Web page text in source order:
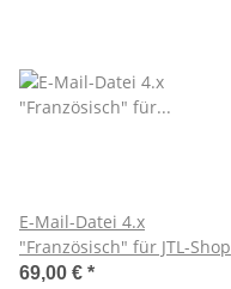
E-Mail-Datei 4.x
"Französisch" für JTL-Shop
69,00 € *